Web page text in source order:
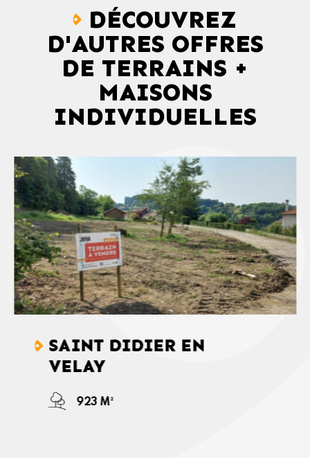
DÉCOUVREZ
D'AUTRES OFFRES
DE TERRAINS +
MAISONS
INDIVIDUELLES
SAINT DIDIER EN
VELAY
923 M²